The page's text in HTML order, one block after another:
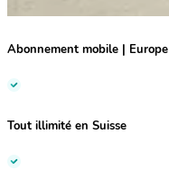
Abonnement mobile | Europe
Tout illimité en Suisse